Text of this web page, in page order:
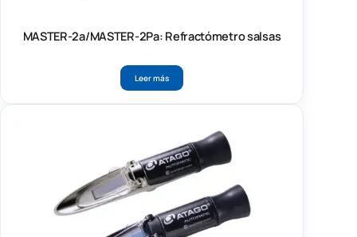
MASTER-2a/MASTER-2Pa: Refractómetro salsas
Leer más